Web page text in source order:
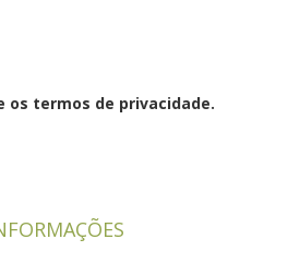
os termos de privacidade.